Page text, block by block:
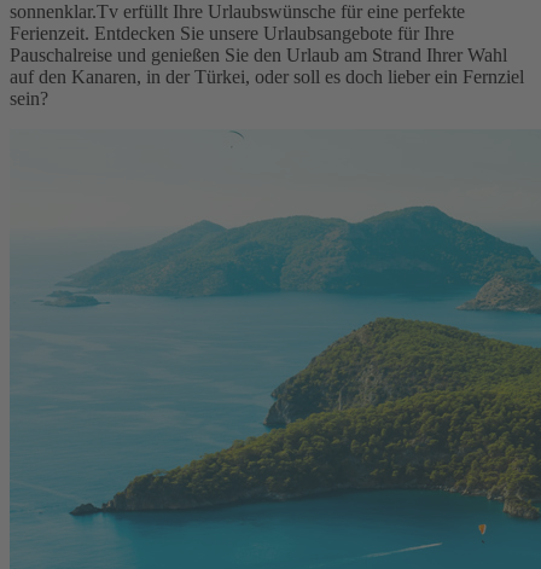
sonnenklar.Tv erfüllt Ihre Urlaubswünsche für eine perfekte
Ferienzeit. Entdecken Sie unsere Urlaubsangebote für Ihre
Pauschalreise und genießen Sie den Urlaub am Strand Ihrer Wahl
auf den Kanaren, in der Türkei, oder soll es doch lieber ein Fernziel
sein?